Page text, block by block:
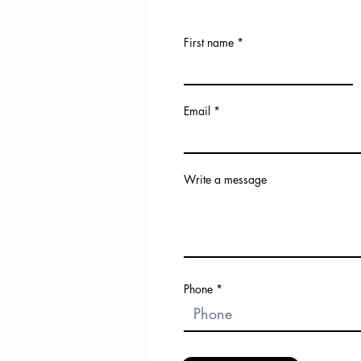
First name
Email
Write a message
Phone